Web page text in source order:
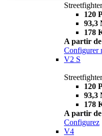
120
93,3
178
A partir de
Configurer
V2 S
120
93,3
178
A partir de
Configurez
V4